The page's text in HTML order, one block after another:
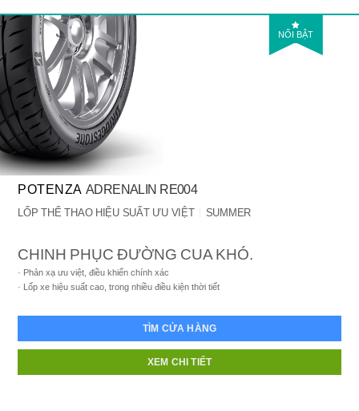
NỔI BẬT
POTENZA ADRENALIN RE004
LỐP THỂ THAO HIỆU SUẤT ƯU VIỆT SUMMER
CHINH PHỤC ĐƯỜNG CUA KHÓ.
Phản xạ ưu việt, điều khiển chính xác
Lốp xe hiệu suất cao, trong nhiều điều kiện thời tiết
TÌM CỬA HÀNG
XEM CHI TIẾT